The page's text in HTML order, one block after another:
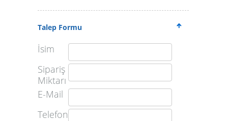
Talep Formu
İsim
Sipariş
Miktarı
E-Mail
Telefon